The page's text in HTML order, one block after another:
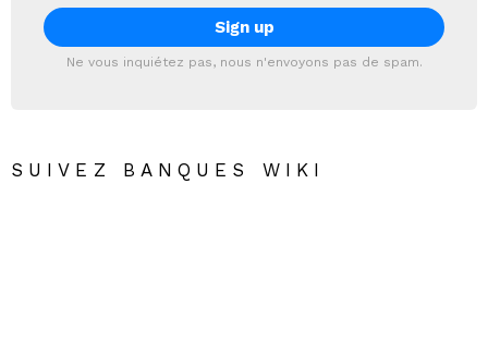
Ne vous inquiétez pas, nous n'envoyons pas de spam.
SUIVEZ BANQUES WIKI